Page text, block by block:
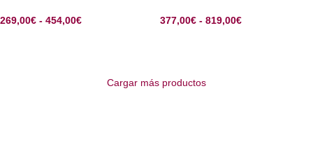
269,00€ - 454,00€ 377,00€ - 819,00€
Cargar más productos